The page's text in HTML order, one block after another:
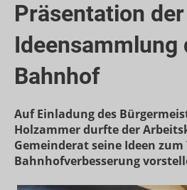
Präsentation der
Ideensammlung
Bahnhof
Auf Einladung des
Holzammer durfte der
Gemeinderat seine Ideen zum
Bahnhofverbesserung